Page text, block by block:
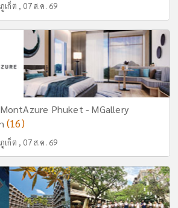
ภูเก็ต , 07 ส.ค. 69
Phuket - MGallery
(16)
ภูเก็ต , 07 ส.ค. 69